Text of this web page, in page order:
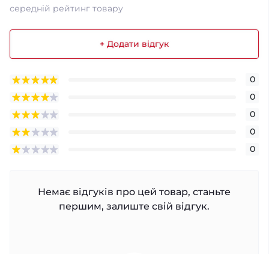
середній рейтинг товару
+ Додати відгук
0
0
0
0
0
Немає відгуків про цей товар, станьте
першим, залиште свій відгук.